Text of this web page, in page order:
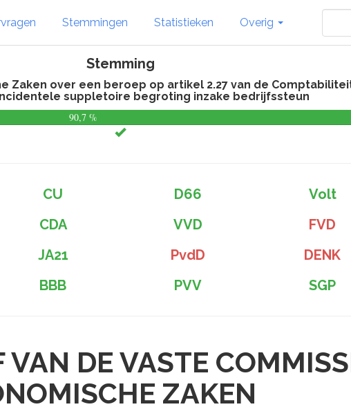
Stemmingen Statistieken Overig
Stemming
Zaken over een beroep op artikel 2.27 van de
suppletoire begroting inzake bedrijfssteun
90,7 %
CU D66
Volt
CDA VVD
FVD
JA21 PvdD
DENK
BBB
PVV SGP
VAN DE VASTE
ZAKEN